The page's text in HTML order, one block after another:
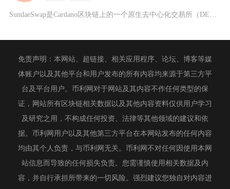
免责声明：本网站、超链接、相关应用程序、论坛、博客等媒
体账户以及其他平台和用户发布的所有内容均来源于第三方平
台及平台用户。币利网对于网站及其内容不作任何类型的保
证，网站所有区块链相关数据以及其他内容资料仅供用户学习
及研究之用，不构成任何投资、法律等其他领域的建议和依
据。币利网用户以及其他第三方平台在本网站发布的任何内容
均由其个人负责，与币利网无关。币利网不对任何因使用本网
站信息而导致的任何损失负责。您需谨慎使用相关数据及内
容，并自行承担所带来的一切风险。强烈建议您独自对内容进